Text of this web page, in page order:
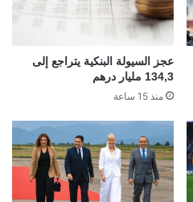
عجز السيولة البنكية يتراجع إلى
134,3 مليار درهم
منذ 15 ساعة